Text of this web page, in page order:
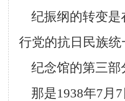
纪振纲的转变
行党的抗日民族
纪念馆的第三部
那是1938年7月 7